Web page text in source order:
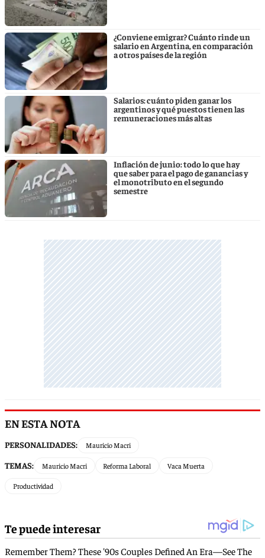
¿Conviene emigrar? Cuánto rinde un
salario en Argentina, en comparación
a otros países de la región
Salarios: cuánto piden ganar los
argentinos y qué puestos tienen las
remuneraciones más altas
Inflación de junio: todo lo que hay
que saber para el pago de ganancias y
el monotributo en el segundo
semestre
EN ESTA NOTA
PERSONALIDADES: Mauricio Macri
TEMAS: Mauricio Macri Reforma Laboral Vaca Muerta
Productividad